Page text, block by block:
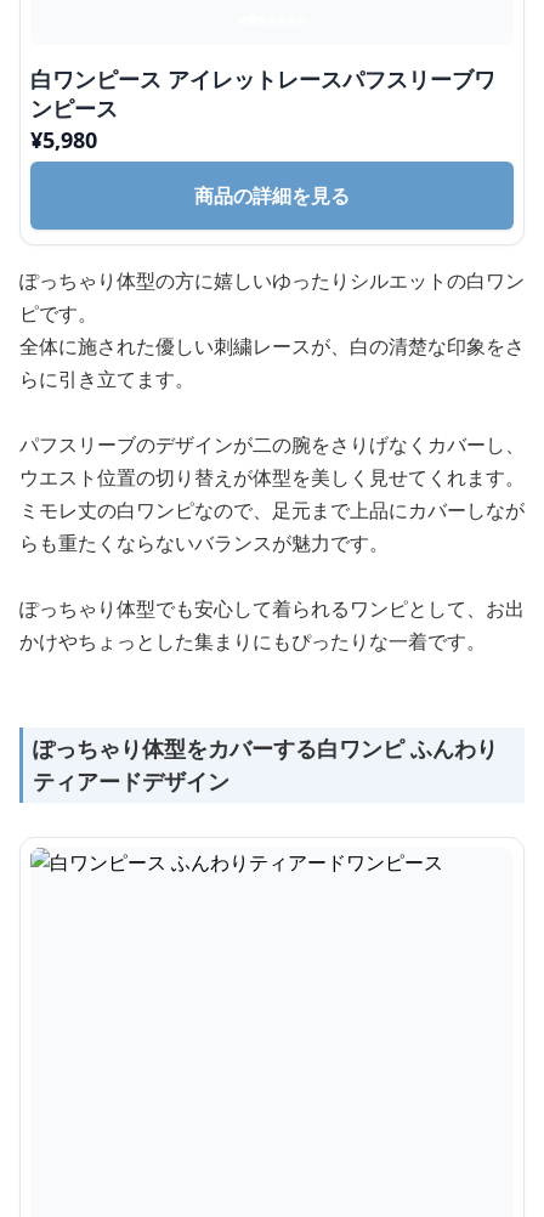
白ワンピース アイレットレースパフスリーブワ
ンピース
¥5,980
商品の詳細を見る
ぽっちゃり体型の方に嬉しいゆったりシルエットの白ワン
ピです。
全体に施された優しい刺繍レースが、白の清楚な印象をさ
らに引き立てます。
パフスリーブのデザインが二の腕をさりげなくカバーし、
ウエスト位置の切り替えが体型を美しく見せてくれます。
ミモレ丈の白ワンピなので、足元まで上品にカバーしなが
らも重たくならないバランスが魅力です。
ぽっちゃり体型でも安心して着られるワンピとして、お出
かけやちょっとした集まりにもぴったりな一着です。
ぽっちゃり体型をカバーする白ワンピ ふんわり
ティアードデザイン